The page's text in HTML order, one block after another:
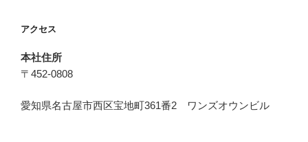
アクセス
本社住所
〒452-0808
愛知県名古屋市西区宝地町361番2 ワンズオウンビル